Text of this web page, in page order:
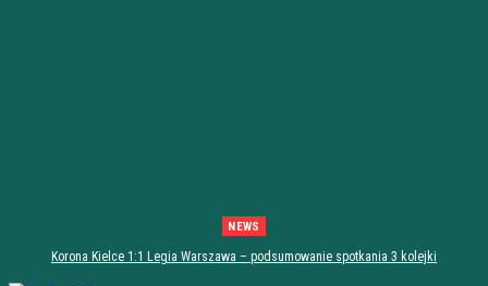
NEWS
Korona Kielce 1:1 Legia Warszawa – podsumowanie spotkania 3 kolejki